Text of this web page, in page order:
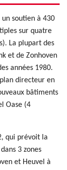
soutien à 430
sur quatre
La plupart des
et de Zonhoven
années 1980.
directeur en
bâtiments
Oase (4
qui prévoit la
3 zones
et Heuvel à